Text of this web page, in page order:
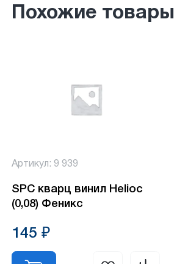
Похожие товары
Артикул: 9 939
SPC кварц винил Helioc
(0,08) Феникс
145 ₽